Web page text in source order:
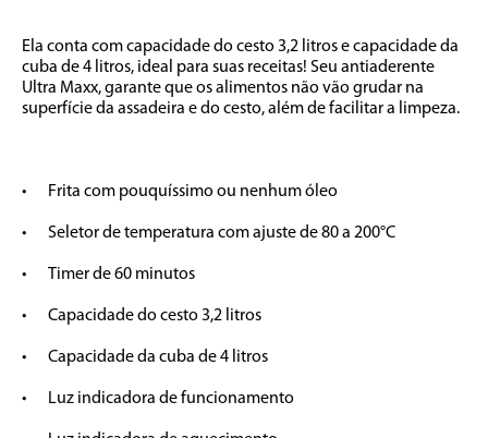
Ela conta com capacidade do cesto 3,2 litros e capacidade da
cuba de 4 litros, ideal para suas receitas! Seu antiaderente
Ultra Maxx, garante que os alimentos não vão grudar na
superfície da assadeira e do cesto, além de facilitar a limpeza.
•	Frita com pouquíssimo ou nenhum óleo
•	Seletor de temperatura com ajuste de 80 a 200°C
•	Timer de 60 minutos
•	Capacidade do cesto 3,2 litros
•	Capacidade da cuba de 4 litros
•	Luz indicadora de funcionamento